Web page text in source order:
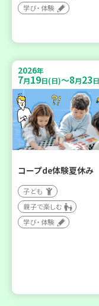
学び・体験
2026年
7月19日(日)～8月23
コープde体験夏休み
子ども
親子で楽しむ
学び・体験